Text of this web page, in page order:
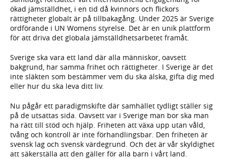
ökad jämställdhet, i en tid då kvinnors och flickors
rättigheter globalt är på tillbakagång. Under 2025 är Sverige
ordförande i UN Womens styrelse. Det är en unik plattform
för att driva det globala jämställdhetsarbetet framåt.
Sverige ska vara ett land där alla människor, oavsett
bakgrund, har samma frihet och rättigheter. I Sverige är det
inte släkten som bestämmer vem du ska älska, gifta dig med
eller hur du ska leva ditt liv.
Nu pågår ett paradigmskifte där samhället tydligt ställer sig
på de utsattas sida. Oavsett var i Sverige man bor ska man
ha rätt till stöd och hjälp. Friheten att växa upp utan våld,
tvång och kontroll är inte förhandlingsbar. Den friheten är
svensk lag och svensk värdegrund. Och det är vår skyldighet
att säkerställa att den gäller för alla barn i vårt land.